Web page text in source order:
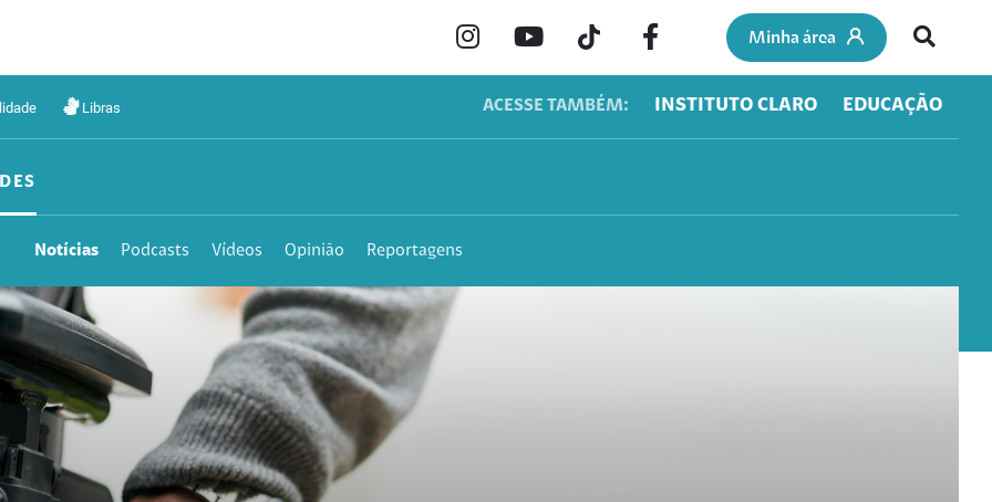
Minha área
Libras ACESSE TAMBÉM: INSTITUTO CLARO EDUCAÇÃO
Notícias Podcasts Vídeos Opinião Reportagens